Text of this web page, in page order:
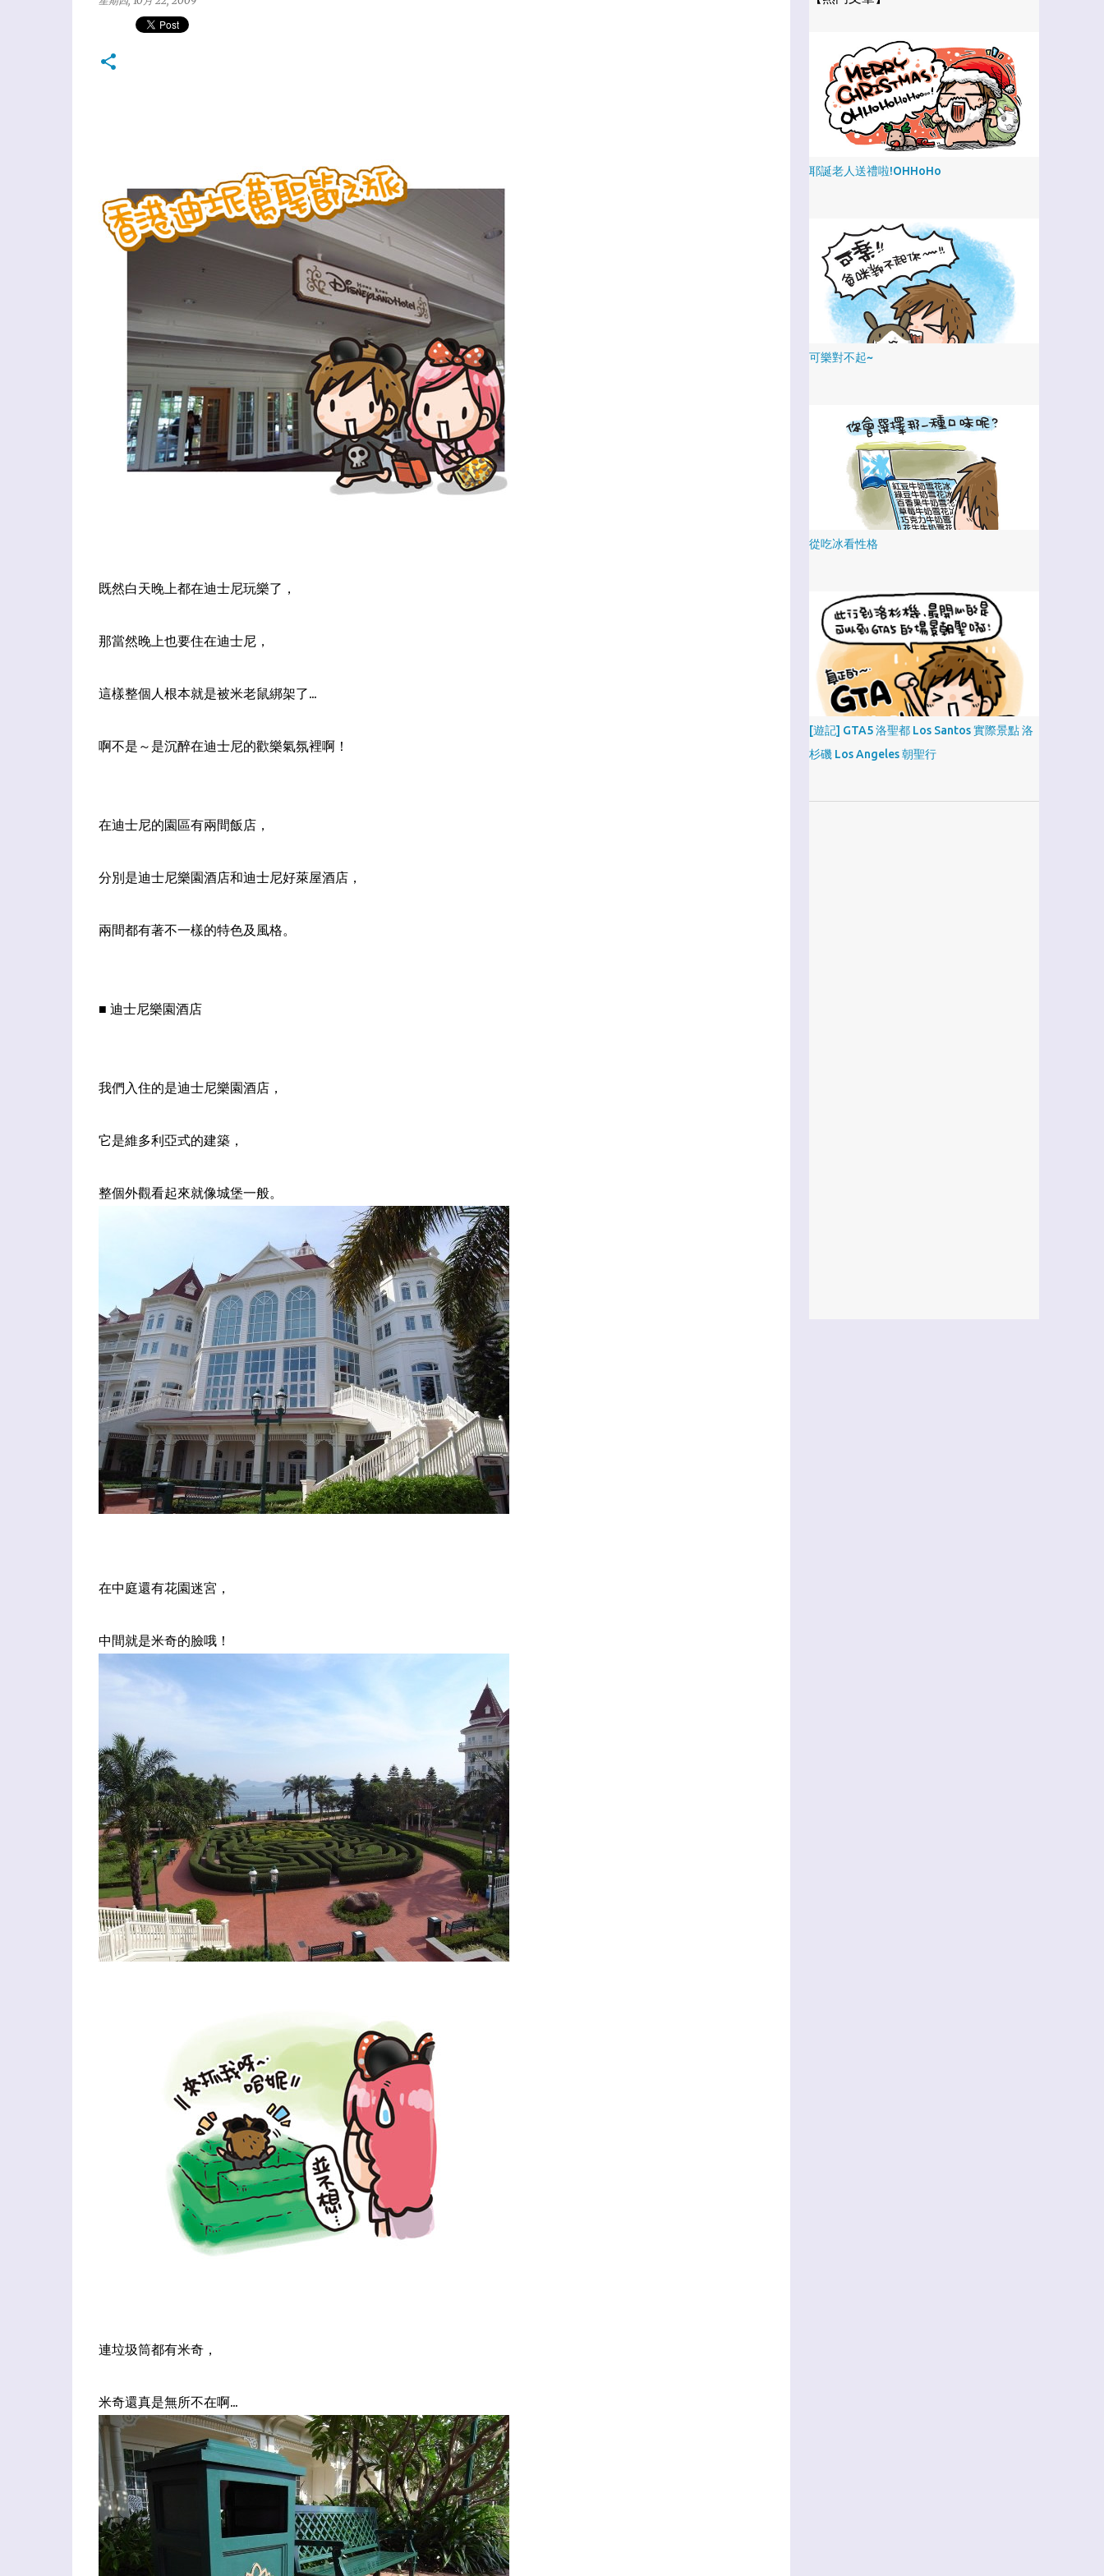
既然白天晚上都在迪士尼玩樂了，
那當然晚上也要住在迪士尼，
這樣整個人根本就是被米老鼠綁架了...
啊不是～是沉醉在迪士尼的歡樂氣氛裡啊！
在迪士尼的園區有兩間飯店，
分別是迪士尼樂園酒店和迪士尼好萊屋酒店，
兩間都有著不一樣的特色及風格。
■ 迪士尼樂園酒店
我們入住的是迪士尼樂園酒店，
它是維多利亞式的建築，
整個外觀看起來就像城堡一般。
在中庭還有花園迷宮，
中間就是米奇的臉哦！
連垃圾筒都有米奇，
米奇還真是無所不在啊...
耶誕老人送禮啦!OHHoHo
可樂對不起~
從吃冰看性格
[遊記] GTA5 洛聖都 Los Santos 實際景點 洛
杉磯 Los Angeles 朝聖行